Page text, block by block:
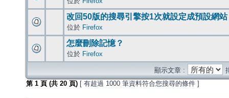
改回50版的搜尋引擎按1次就設定成預設網站
位於 Firefox
怎麼刪除記憶？
位於 Firefox
顯示文章 :
第 1 頁 (共 20 頁) [ 有超過 1000 筆資料符合您搜尋的條件 ]